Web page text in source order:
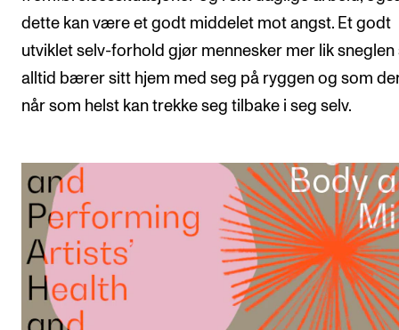
dette kan være et godt middelet mot angst. Et godt
utviklet selv-forhold gjør mennesker mer lik sneglen
alltid bærer sitt hjem med seg på ryggen og som
når som helst kan trekke seg tilbake i seg selv.